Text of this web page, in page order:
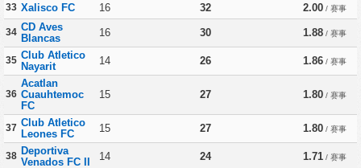
33 Xalisco FC 16 32 2.00 / 赛事
34 CD Aves
Blancas
16 30 1.88 / 赛事
35 Club Atletico
Nayarit
14 26 1.86 / 赛事
36
Acatlan
Cuauhtemoc
FC
15 27 1.80 / 赛事
37 Club Atletico
Leones FC
15 27 1.80 / 赛事
38 Deportiva
Venados FC II
14 24 1.71 / 赛事